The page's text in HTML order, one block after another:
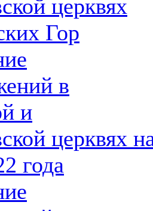
церквях
Гор
в
и
церквях
года